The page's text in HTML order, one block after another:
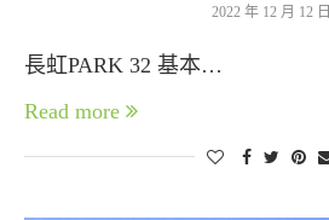
2022 年 12 月 12 日
長虹PARK 32 基本…
Read more